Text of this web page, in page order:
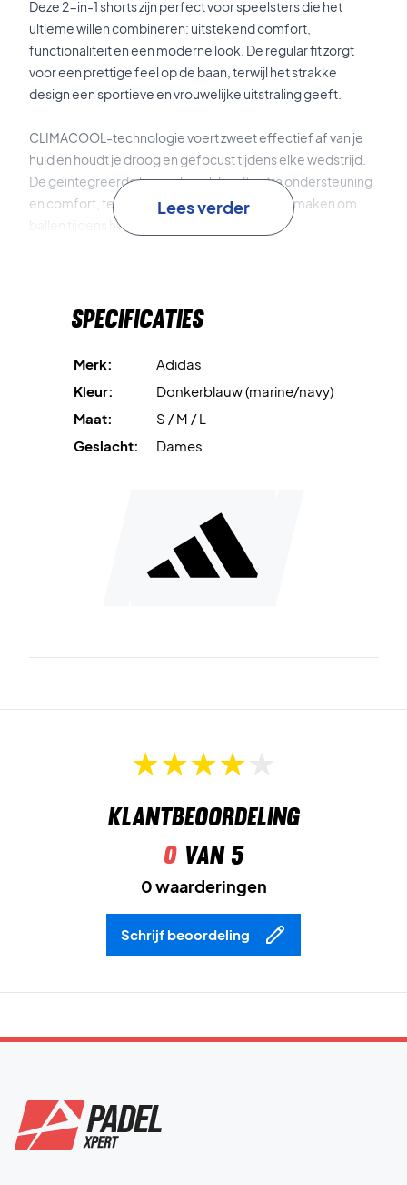
Deze 2-in-1 shorts zijn perfect voor speelsters die het
ultieme willen combineren: uitstekend comfort,
functionaliteit en een moderne look. De regular fit zorgt
voor een prettige feel op de baan, terwijl het strakke
design een sportieve en vrouwelijke uitstraling geeft.
CLIMACOOL-technologie voert zweet effectief af van je
huid en houdt je droog en gefocust tijdens elke wedstrijd.
De geïntegreerde binnenbroek biedt extra ondersteuning
en comfort, terwijl de zijzakken het makkelijk maken om
ballen tijdens het spel op te bergen.
kunt bewegen in elke situatie op de baan.
CLIMACOOL
houdt je koel en droog dankzij efficiënte
2-in-1 design
met binnenbroek voor extra comfort en
ondersteuning.
voor een prettige en veilige
Match Short Pro Women vandaag nog!
Lees verder
Specificaties
Merk:
Adidas
Kleur:
Donkerblauw (marine/navy)
Maat:
S / M / L
Geslacht:
Dames
Klantbeoordeling
0van 5
0 waarderingen
Schrijf beoordeling